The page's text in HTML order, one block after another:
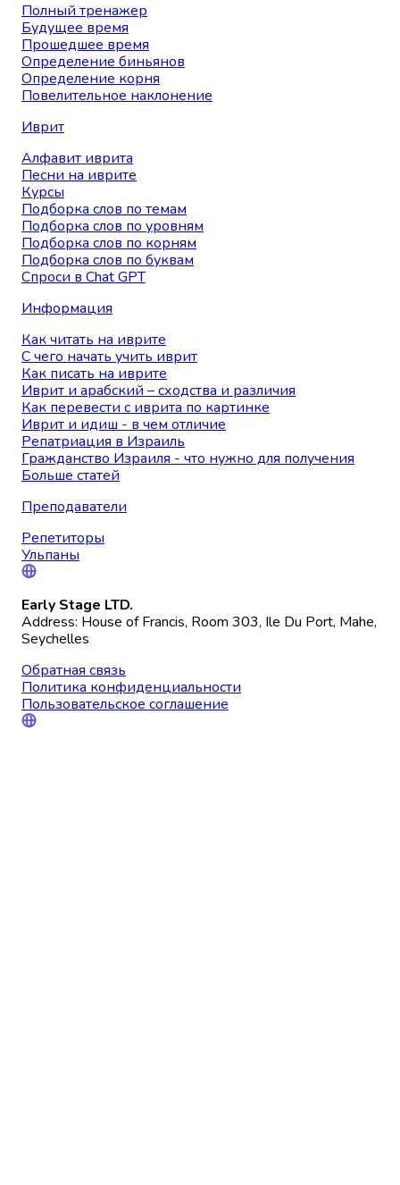
Полный тренажер
Будущее время
Прошедшее время
Определение биньянов
Определение корня
Повелительное наклонение
Иврит
Алфавит иврита
Песни на иврите
Курсы
Подборка слов по темам
Подборка слов по уровням
Подборка слов по корням
Подборка слов по буквам
Спроси в Chat GPT
Информация
Как читать на иврите
С чего начать учить иврит
Как писать на иврите
Иврит и арабский – сходства и различия
Как перевести с иврита по картинке
Иврит и идиш - в чем отличие
Репатриация в Израиль
Гражданство Израиля - что нужно для получения
Больше статей
Преподаватели
Репетиторы
Ульпаны
Early Stage LTD.
Address: House of Francis, Room 303, Ile Du Port, Mahe,
Seychelles
Обратная связь
Политика конфиденциальности
Пользовательское соглашение